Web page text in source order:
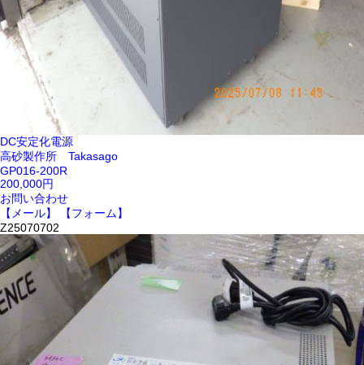
DC安定化電源
高砂製作所 Takasago
GP016-200R
200,000円
お問い合わせ
【メール】
【フォーム】
Z25070702